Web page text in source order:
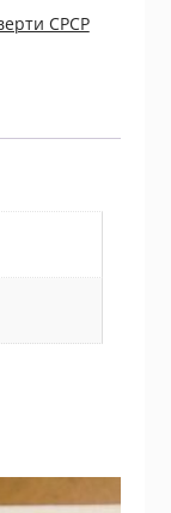
СРСР